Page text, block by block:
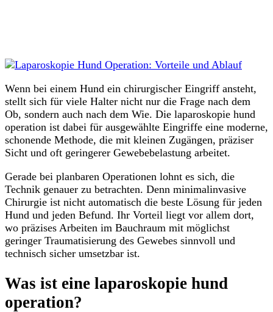
Wenn bei einem Hund ein chirurgischer Eingriff ansteht,
stellt sich für viele Halter nicht nur die Frage nach dem
Ob, sondern auch nach dem Wie. Die laparoskopie hund
operation ist dabei für ausgewählte Eingriffe eine moderne,
schonende Methode, die mit kleinen Zugängen, präziser
Sicht und oft geringerer Gewebebelastung arbeitet.
Gerade bei planbaren Operationen lohnt es sich, die
Technik genauer zu betrachten. Denn minimalinvasive
Chirurgie ist nicht automatisch die beste Lösung für jeden
Hund und jeden Befund. Ihr Vorteil liegt vor allem dort,
wo präzises Arbeiten im Bauchraum mit möglichst
geringer Traumatisierung des Gewebes sinnvoll und
technisch sicher umsetzbar ist.
Was ist eine laparoskopie hund
operation?